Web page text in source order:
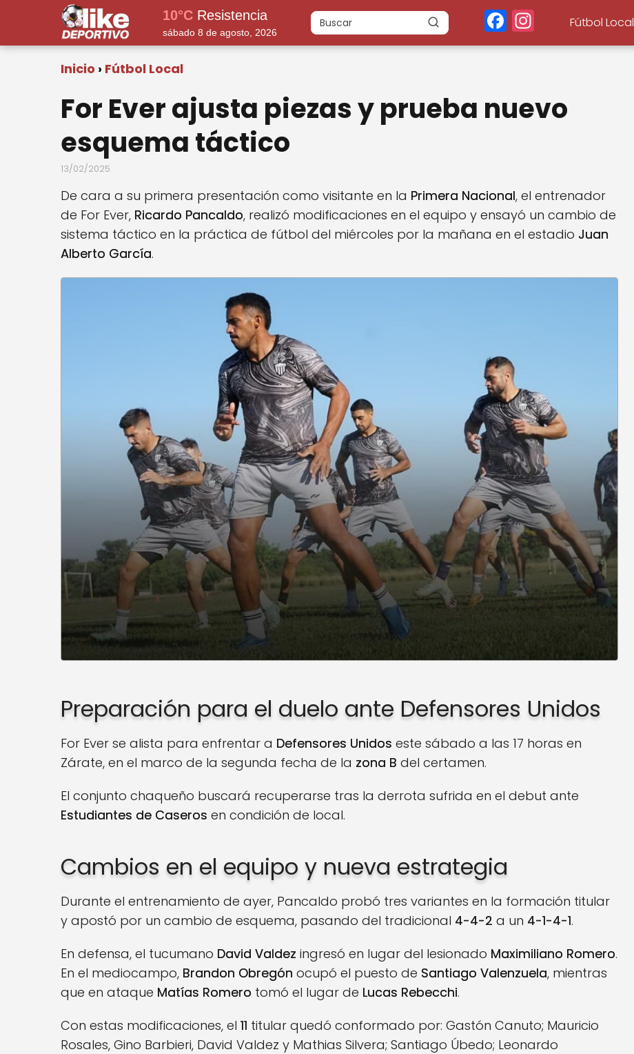
10°C Resistencia
sábado 8 de agosto, 2026 F
a
b
In
st
r
Fútbol Local
Inicio Fútbol Local
For Ever ajusta piezas y prueba nuevo
esquema táctico
13/02/2025
De cara a su primera presentación como visitante en la Primera Nacional, el entrenador
de For Ever, Ricardo Pancaldo, realizó modificaciones en el equipo y ensayó un cambio de
sistema táctico en la práctica de fútbol del miércoles por la mañana en el estadio Juan
Alberto García.
Preparación para el duelo ante Defensores Unidos
For Ever se alista para enfrentar a Defensores Unidos este sábado a las 17 horas en
Zárate, en el marco de la segunda fecha de la zona B del certamen.
El conjunto chaqueño buscará recuperarse tras la derrota sufrida en el debut ante
Estudiantes de Caseros en condición de local.
Cambios en el equipo y nueva estrategia
Durante el entrenamiento de ayer, Pancaldo probó tres variantes en la formación titular
y apostó por un cambio de esquema, pasando del tradicional 4-4-2 a un 4-1-4-1.
En defensa, el tucumano David Valdez ingresó en lugar del lesionado Maximiliano Romero.
En el mediocampo, Brandon Obregón ocupó el puesto de Santiago Valenzuela, mientras
que en ataque Matías Romero tomó el lugar de Lucas Rebecchi.
Con estas modificaciones, el 11 titular quedó conformado por: Gastón Canuto; Mauricio
Rosales, Gino Barbieri, David Valdez y Mathias Silvera; Santiago Úbedo; Leonardo